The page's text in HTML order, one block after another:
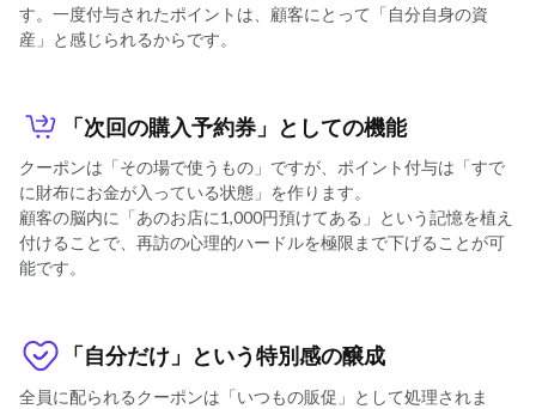
す。一度付与されたポイントは、顧客にとって「自分自身の資
産」と感じられるからです。
「次回の購入予約券」としての機能
クーポンは「その場で使うもの」ですが、ポイント付与は「すで
に財布にお金が入っている状態」を作ります。
顧客の脳内に「あのお店に1,000円預けてある」という記憶を植え
付けることで、再訪の心理的ハードルを極限まで下げることが可
能です。
「自分だけ」という特別感の醸成
全員に配られるクーポンは「いつもの販促」として処理されま